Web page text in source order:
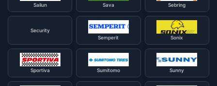
Sailun Sava Sebring
Security
Semperit
Sonix
Sportiva Sumitomo Sunny